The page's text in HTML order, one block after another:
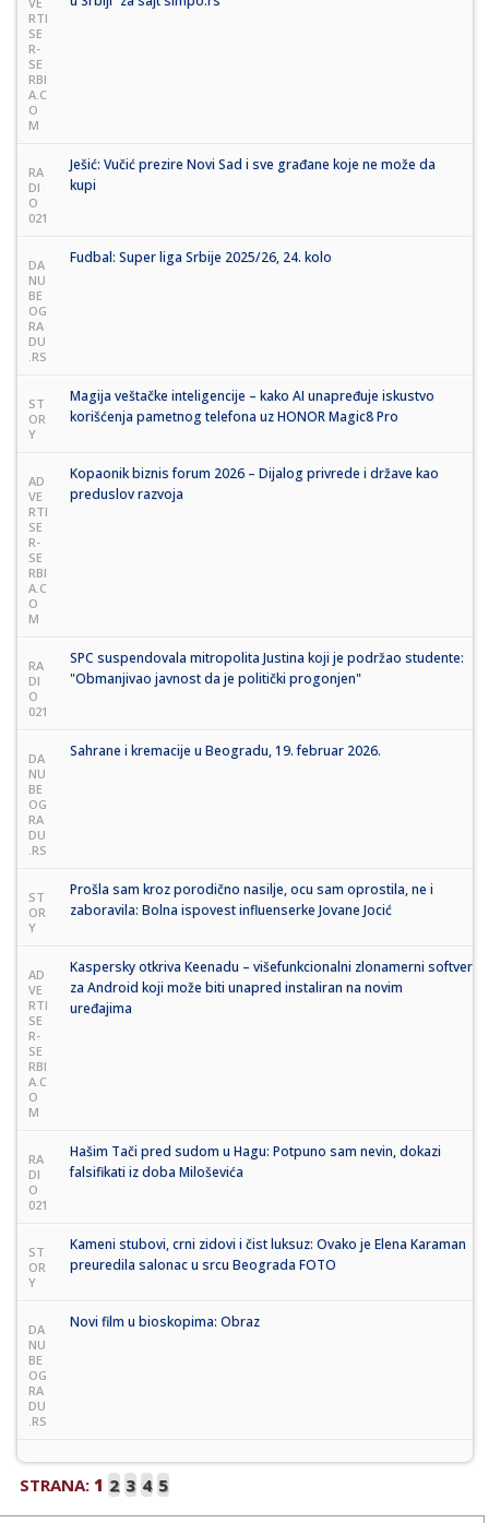
RTI
SE
R-
SE
RBI
A.C
O
M
RA
DI
O
021
Ješić: Vučić prezire Novi Sad i sve građane koje ne može da
kupi
DA
NU
BE
OG
RA
DU
.RS
Fudbal: Super liga Srbije 2025/26, 24. kolo
ST
OR
Y
Magija veštačke inteligencije – kako AI unapređuje iskustvo
korišćenja pametnog telefona uz HONOR Magic8 Pro
AD
VE
RTI
SE
R-
SE
RBI
A.C
O
M
Kopaonik biznis forum 2026 – Dijalog privrede i države kao
preduslov razvoja
RA
DI
O
021
SPC suspendovala mitropolita Justina koji je podržao studente:
"Obmanjivao javnost da je politički progonjen"
DA
NU
BE
OG
RA
DU
.RS
Sahrane i kremacije u Beogradu, 19. februar 2026.
ST
OR
Y
Prošla sam kroz porodično nasilje, ocu sam oprostila, ne i
zaboravila: Bolna ispovest influenserke Jovane Jocić
AD
VE
RTI
SE
R-
SE
RBI
A.C
O
M
Kaspersky otkriva Keenadu – višefunkcionalni zlonamerni softver
za Android koji može biti unapred instaliran na novim
uređajima
RA
DI
O
021
Hašim Tači pred sudom u Hagu: Potpuno sam nevin, dokazi
falsifikati iz doba Miloševića
ST
OR
Y
Kameni stubovi, crni zidovi i čist luksuz: Ovako je Elena Karaman
preuredila salonac u srcu Beograda FOTO
DA
NU
BE
OG
RA
DU
.RS
Novi film u bioskopima: Obraz
STRANA: 1 2 3 4 5